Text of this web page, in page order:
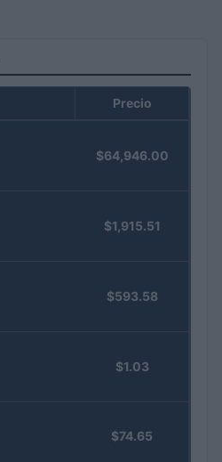
Precio
$64,946.00
$1,915.51
$593.58
$1.03
$74.65